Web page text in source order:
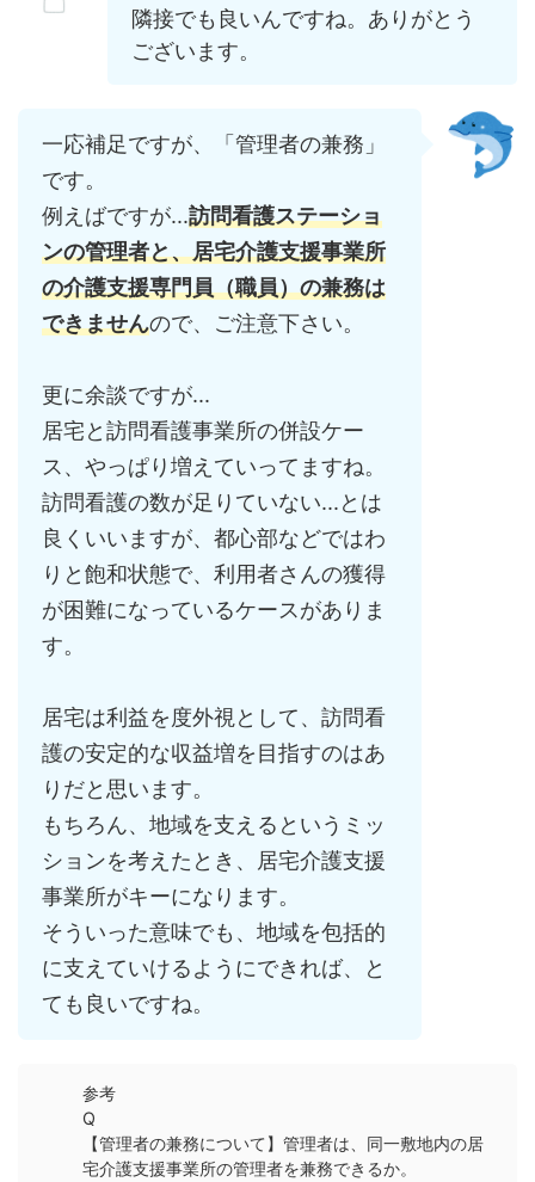
隣接でも良いんですね。ありがとう
ございます。
一応補足ですが、「管理者の兼務」
です。
例えばですが...訪問看護ステーショ
ンの管理者と、居宅介護支援事業所
の介護支援専門員（職員）の兼務は
できませんので、ご注意下さい。
更に余談ですが...
居宅と訪問看護事業所の併設ケー
ス、やっぱり増えていってますね。
訪問看護の数が足りていない...とは
良くいいますが、都心部などではわ
りと飽和状態で、利用者さんの獲得
が困難になっているケースがありま
す。
居宅は利益を度外視として、訪問看
護の安定的な収益増を目指すのはあ
りだと思います。
もちろん、地域を支えるというミッ
ションを考えたとき、居宅介護支援
事業所がキーになります。
そういった意味でも、地域を包括的
に支えていけるようにできれば、と
ても良いですね。
参考
Q
【管理者の兼務について】管理者は、同一敷地内の居
宅介護支援事業所の管理者を兼務できるか。